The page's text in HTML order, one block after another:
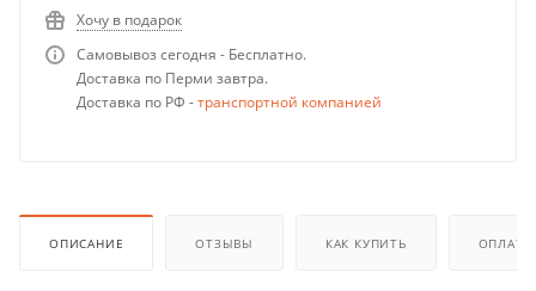
Хочу в подарок
Самовывоз сегодня - Бесплатно.
Доставка по Перми завтра.
Доставка по РФ -транспортной компанией
ОПИСАНИЕ ОТЗЫВЫ КАК КУПИТЬ ОПЛАТА